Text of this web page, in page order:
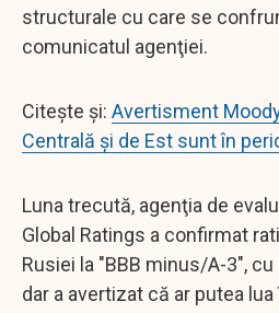
structurale cu care se
comunicatul agenţiei.
Citește și: Avertisment
Centrală şi de Est sunt în
Luna trecută, agenţia de
Global Ratings a confirmat
Rusiei la "BBB minus/A-3",
dar a avertizat că ar putea